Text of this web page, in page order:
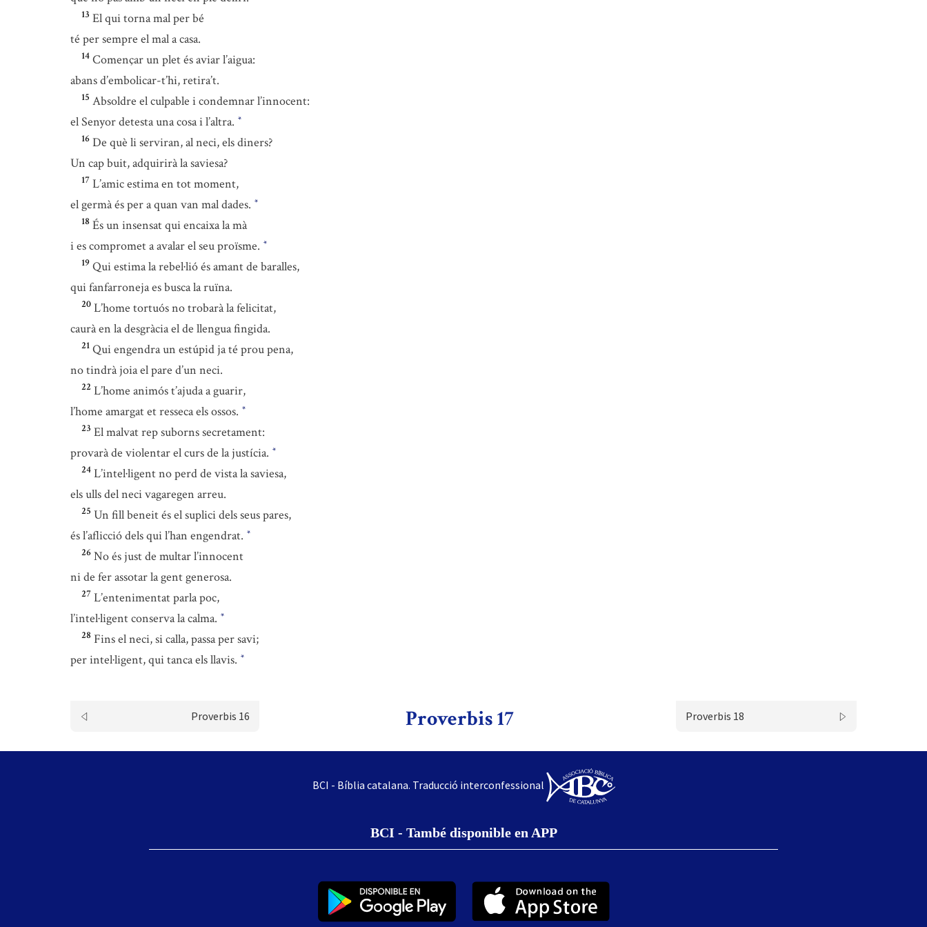
13 El qui torna mal per bé
té per sempre el mal a casa.
14 Començar un plet és aviar l’aigua:
abans d’embolicar-t’hi, retira’t.
15 Absoldre el culpable i condemnar l’innocent:
el Senyor detesta una cosa i l’altra. *
16 De què li serviran, al neci, els diners?
Un cap buit, adquirirà la saviesa?
17 L’amic estima en tot moment,
el germà és per a quan van mal dades. *
18 És un insensat qui encaixa la mà
i es compromet a avalar el seu proïsme. *
19 Qui estima la rebel·lió és amant de baralles,
qui fanfarroneja es busca la ruïna.
20 L’home tortuós no trobarà la felicitat,
caurà en la desgràcia el de llengua fingida.
21 Qui engendra un estúpid ja té prou pena,
no tindrà joia el pare d’un neci.
22 L’home animós t’ajuda a guarir,
l’home amargat et resseca els ossos. *
23 El malvat rep suborns secretament:
provarà de violentar el curs de la justícia. *
24 L’intel·ligent no perd de vista la saviesa,
els ulls del neci vagaregen arreu.
25 Un fill beneit és el suplici dels seus pares,
és l’aflicció dels qui l’han engendrat. *
26 No és just de multar l’innocent
ni de fer assotar la gent generosa.
27 L’entenimentat parla poc,
l’intel·ligent conserva la calma. *
28 Fins el neci, si calla, passa per savi;
per intel·ligent, qui tanca els llavis. *
Proverbis 16 Proverbis 17 Proverbis 18
BCI - Bíblia catalana. Traducció interconfessional
BCI - També disponible en APP